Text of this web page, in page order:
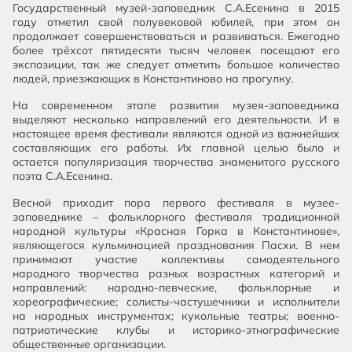
Государственный музей-заповедник С.А.Есенина в 2015
году отметил свой полувековой юбилей, при этом он
продолжает совершенствоваться и развиваться. Ежегодно
более трёхсот пятидесяти тысяч человек посещают его
экспозиции, так же следует отметить большое количество
людей, приезжающих в Константиново на прогулку.
На современном этапе развития музея-заповедника
выделяют несколько направлений его деятельности. И в
настоящее время фестивали являются одной из важнейших
составляющих его работы. Их главной целью было и
остается популяризация творчества знаменитого русского
поэта С.А.Есенина.
Весной приходит пора первого фестиваля в музее-
заповеднике – фольклорного фестиваля традиционной
народной культуры «Красная Горка в Константинове»,
являющегося кульминацией празднования Пасхи. В нем
принимают участие коллективы самодеятельного
народного творчества разных возрастных категорий и
направлений: народно-певческие, фольклорные и
хореографические; солисты-частушечники и исполнители
на народных инструментах; кукольные театры; военно-
патриотические клубы и историко-этнографические
общественные организации.